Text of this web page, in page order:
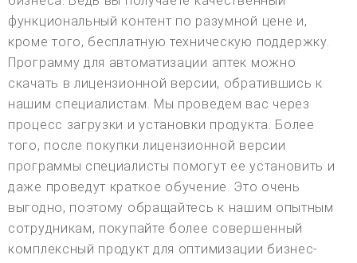
функциональный контент по разумной цене и,
кроме того, бесплатную техническую поддержку.
Программу для автоматизации аптек можно
скачать в лицензионной версии, обратившись к
нашим специалистам. Мы проведем вас через
процесс загрузки и установки продукта. Более
того, после покупки лицензионной версии
программы специалисты помогут ее установить и
даже проведут краткое обучение. Это очень
выгодно, поэтому обращайтесь к нашим опытным
сотрудникам, покупайте более совершенный
комплексный продукт для оптимизации бизнес-